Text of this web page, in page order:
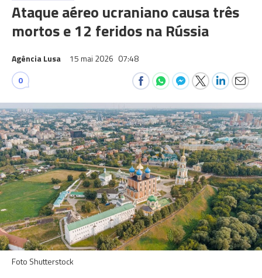
Ataque aéreo ucraniano causa três
mortos e 12 feridos na Rússia
Agência Lusa 15 mai 2026 07:48
0
Foto Shutterstock